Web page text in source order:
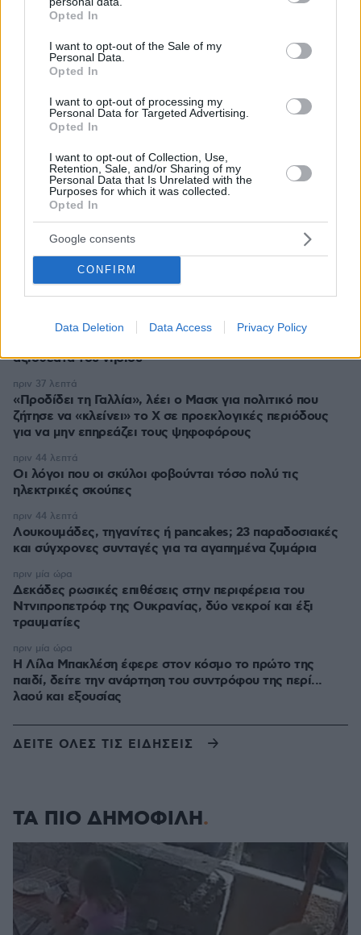
grant or deny consent to Google and its third-party tags to
use your data for below specified purposes in below Google
consent section.
Opted In
I want to opt-out of the Sale of my
Personal Data.
Opted In
I want to opt-out of processing my
Personal Data for Targeted Advertising.
Opted In
I want to opt-out of Collection, Use,
Retention, Sale, and/or Sharing of my
Personal Data that Is Unrelated with the
Purposes for which it was collected.
Opted In
Google consents
CONFIRM
Data Deletion Data Access Privacy Policy
ΡΟΗ ΕΙΔΗΣΕΩΝ
Ειδήσεις
Μπορούμε να καταψύξουμε τα σύκα;
πριν 12 λεπτά
Η φωτογραφία της 61χρονης Ελίζαμπεθ Χάρλεϊ με
μπικίνι
πριν 14 λεπτά
Ο «Δράκος» του Λονδίνου: 40χρονος με προβλήματα
όρασης σκότωνε και βίαζε γυναίκες, η αστυνομία τον
είχε συλλάβει και τον άφησε ελεύθερο
πριν 20 λεπτά
Οι 10 «ήσυχες» παραλίες της Νάξου
πριν 24 λεπτά
αξιοθέατα του νησιού
πριν 34 λεπτά
«Προδίδει τη Γαλλία», λέει ο Μασκ για πολιτικό που
ζήτησε να «κλείνει» το X σε προεκλογικές περιόδους
για να μην επηρεάζει τους ψηφοφόρους
πριν 37 λεπτά
Οι λόγοι που οι σκύλοι φοβούνται τόσο πολύ τις
ηλεκτρικές σκούπες
πριν 44 λεπτά
Λουκουμάδες, τηγανίτες ή pancakes; 23 παραδοσιακές
και σύγχρονες συνταγές για τα αγαπημένα ζυμάρια
πριν 44 λεπτά
Δεκάδες ρωσικές επιθέσεις στην περιφέρεια του
Ντνιπροπετρόφ της Ουκρανίας, δύο νεκροί και έξι
τραυματίες
πριν μία ώρα
Η Λίλα Μπακλέση έφερε στον κόσμο το πρώτο της
παιδί, δείτε την ανάρτηση του συντρόφου της περί...
λαού και εξουσίας
πριν μία ώρα
ΔΕΙΤΕ ΟΛΕΣ ΤΙΣ ΕΙΔΗΣΕΙΣ
ΤΑ ΠΙΟ ΔΗΜΟΦΙΛΗ